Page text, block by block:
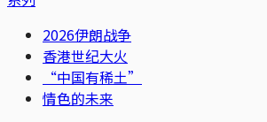
2026伊朗战争
香港世纪大火
“中国有稀土”
情色的未来